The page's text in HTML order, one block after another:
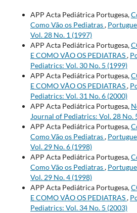
APP Acta Pediátrica Portugesa,
Como Vão os Pediatras,
Vol. 28 No. 1 (1997)
APP Acta Pediátrica Portugesa,
E COMO VÃO OS PEDIATRAS,
Pediatrics: Vol. 30 No. 5 (1999)
APP Acta Pediátrica Portugesa,
E COMO VÃO OS PEDIATRAS,
Pediatrics: Vol. 31 No. 6 (2000)
APP Acta Pediátrica Portugesa,
Journal of Pediatrics: Vol. 28 No.
APP Acta Pediátrica Portugesa,
Como Vão os Pediatras,
Vol. 29 No. 6 (1998)
APP Acta Pediátrica Portugesa,
Como Vão os Pediatras,
Vol. 29 No. 4 (1998)
APP Acta Pediátrica Portugesa,
E COMO VÃO OS PEDIATRAS,
Pediatrics: Vol. 34 No. 5 (2003)